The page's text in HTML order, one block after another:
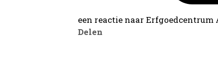
een reactie naar
Delen